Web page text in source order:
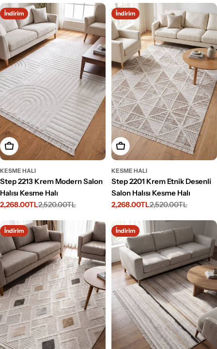
İndirim
Seçenekleri Belirleyin
KESME HALI
Step 2213 Krem Modern Salon
Halısı Kesme Halı
İndirimli
2,268.00TL
Normal
2,520.00TL
İndirim
Seçenekleri Belirleyin
KESME HALI
Step 2201 Krem Etnik Desenli
Salon Halısı Kesme Halı
İndirimli
2,268.00TL
Normal
2,520.00TL
İndirim İndirim